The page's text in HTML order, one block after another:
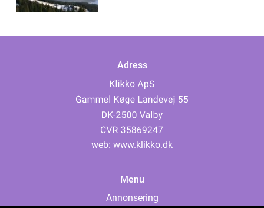
Adress
web: www.klikko.dk
Menu
Annonsering